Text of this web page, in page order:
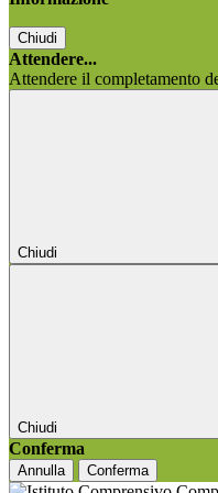
Chiudi
Attendere...
Attendere il completamento
Chiudi
Chiudi
Conferma
Annulla Conferma